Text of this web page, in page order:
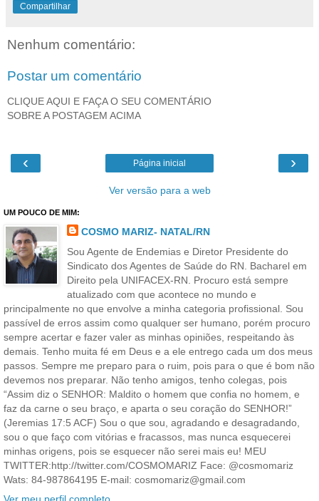
Compartilhar
Nenhum comentário:
Postar um comentário
CLIQUE AQUI E FAÇA O SEU COMENTÁRIO
SOBRE A POSTAGEM ACIMA
‹ ›
Página inicial
Ver versão para a web
UM POUCO DE MIM:
COSMO MARIZ- NATAL/RN
Sou Agente de Endemias e Diretor Presidente do
Sindicato dos Agentes de Saúde do RN. Bacharel em
Direito pela UNIFACEX-RN. Procuro está sempre
atualizado com que acontece no mundo e
principalmente no que envolve a minha categoria profissional. Sou
passível de erros assim como qualquer ser humano, porém procuro
sempre acertar e fazer valer as minhas opiniões, respeitando às
demais. Tenho muita fé em Deus e a ele entrego cada um dos meus
passos. Sempre me preparo para o ruim, pois para o que é bom não
devemos nos preparar. Não tenho amigos, tenho colegas, pois
“Assim diz o SENHOR: Maldito o homem que confia no homem, e
faz da carne o seu braço, e aparta o seu coração do SENHOR!”
(Jeremias 17:5 ACF) Sou o que sou, agradando e desagradando,
sou o que faço com vitórias e fracassos, mas nunca esquecerei
minhas origens, pois se esquecer não serei mais eu! MEU
TWITTER:http://twitter.com/COSMOMARIZ Face: @cosmomariz
Wats: 84-987864195 E-mail: cosmomariz@gmail.com
Ver meu perfil completo